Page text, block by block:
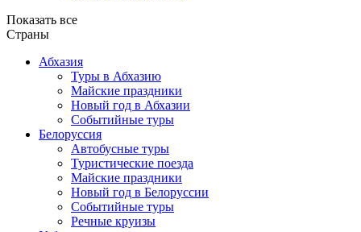
Показать все
Страны
Абхазия
Туры в Абхазию
Майские праздники
Новый год в Абхазии
Событийные туры
Белоруссия
Автобусные туры
Туристические поезда
Майские праздники
Новый год в Белоруссии
Событийные туры
Речные круизы